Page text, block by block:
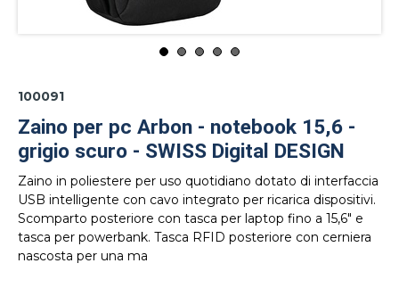
100091
Zaino per pc Arbon - notebook 15,6 -
grigio scuro - SWISS Digital DESIGN
Zaino in poliestere per uso quotidiano dotato di interfaccia
USB intelligente con cavo integrato per ricarica dispositivi.
Scomparto posteriore con tasca per laptop fino a 15,6" e
tasca per powerbank. Tasca RFID posteriore con cerniera
nascosta per una ma